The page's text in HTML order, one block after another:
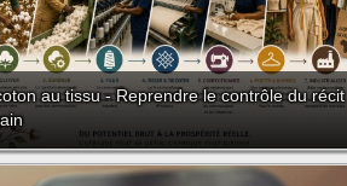
au tissu - Reprendre le contrôle du récit